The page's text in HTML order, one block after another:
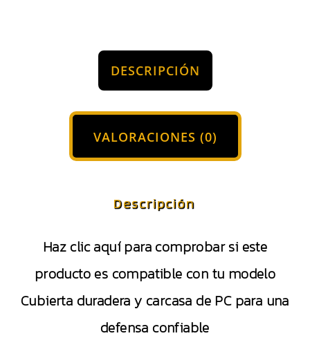
DESCRIPCIÓN
VALORACIONES (0)
Descripción
Haz clic aquí para comprobar si este
producto es compatible con tu modelo
Cubierta duradera y carcasa de PC para una
defensa confiable